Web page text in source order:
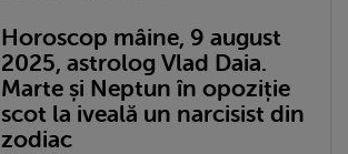
Horoscop mâine, 9 august
2025, astrolog Vlad Daia.
Marte și Neptun în opoziție
scot la iveală un narcisist din
zodiac